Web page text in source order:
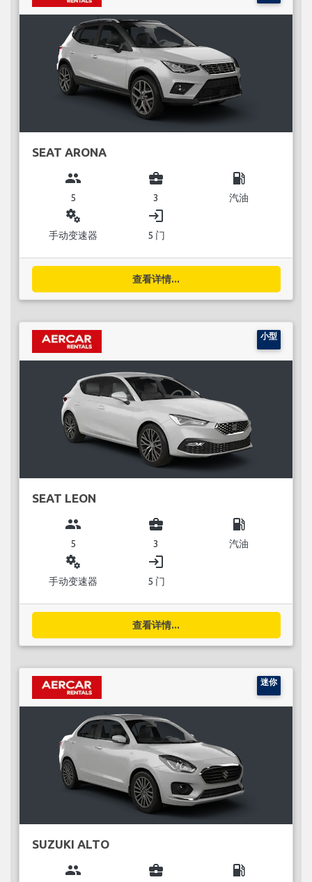
SEAT ARONA
group
5
business_center
3
local_gas_station
汽油
miscellaneous_services
手动变速器
login
5 门
查看详情...
小型
SEAT LEON
group
5
business_center
3
local_gas_station
汽油
miscellaneous_services
手动变速器
login
5 门
查看详情...
迷你
SUZUKI ALTO
group business_center local_gas_station